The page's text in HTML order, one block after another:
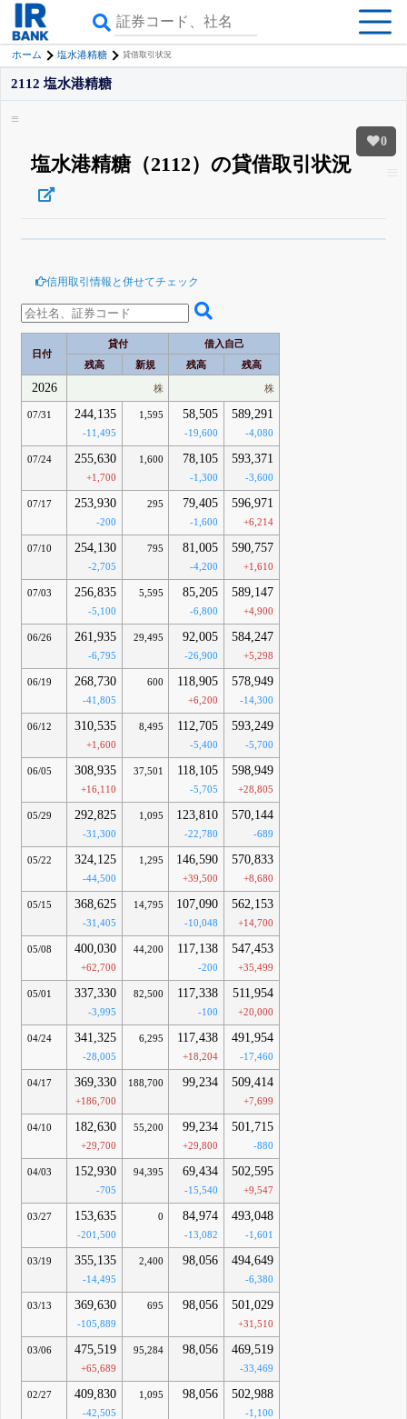
ホーム 塩水港精糖 貸借取引状況
0
2112 塩水港精糖
塩水港精糖（2112）の貸借取引状況
登録すると永久30%OFFと米株版の先行利用も付きます
信用取引情報と併せてチェック
日付
貸付
借入自己
残高
新規 残高 残高
2026 株 株
07/31 244,135
-11,495
1,595 58,505
-19,600
589,291
-4,080
07/24 255,630
+1,700
1,600 78,105
-1,300
593,371
-3,600
07/17 253,930
-200
295 79,405
-1,600
596,971
+6,214
07/10 254,130
-2,705
795 81,005
-4,200
590,757
+1,610
07/03 256,835
-5,100
5,595 85,205
-6,800
589,147
+4,900
06/26 261,935
-6,795
29,495 92,005
-26,900
584,247
+5,298
06/19 268,730
-41,805
600 118,905
+6,200
578,949
-14,300
06/12 310,535
+1,600
8,495 112,705
-5,400
593,249
-5,700
06/05 308,935
+16,110
37,501 118,105
-5,705
598,949
+28,805
05/29 292,825
-31,300
1,095 123,810
-22,780
570,144
-689
05/22 324,125
-44,500
1,295 146,590
+39,500
570,833
+8,680
05/15 368,625
-31,405
14,795 107,090
-10,048
562,153
+14,700
05/08 400,030
+62,700
44,200 117,138
-200
547,453
+35,499
05/01 337,330
-3,995
82,500 117,338
-100
511,954
+20,000
04/24 341,325
-28,005
6,295 117,438
+18,204
491,954
-17,460
04/17 369,330
+186,700
188,700 99,234 509,414
+7,699
04/10 182,630
+29,700
55,200 99,234
+29,800
501,715
-880
04/03 152,930
-705
94,395 69,434
-15,540
502,595
+9,547
03/27 153,635
-201,500
0 84,974
-13,082
493,048
-1,601
03/19 355,135
-14,495
2,400 98,056 494,649
-6,380
03/13 369,630
-105,889
695 98,056 501,029
+31,510
03/06 475,519
+65,689
95,284 98,056 469,519
-33,469
02/27 409,830
-42,505
1,095 98,056 502,988
-1,100